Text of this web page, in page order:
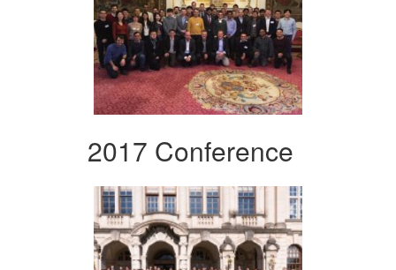
2017 Conference